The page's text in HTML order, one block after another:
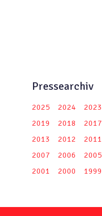
Pressearchiv
2025 2024 2023
2019
2018 2017
2013
2012 2011
2007
2006 2005
2001
2000 1999